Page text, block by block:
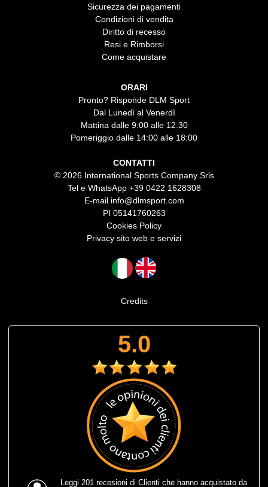
Sicurezza dei pagamenti
Condizioni di vendita
Diritto di recesso
Resi e Rimborsi
Come acquistare
ORARI
Pronto? Risponde DLM Sport
Dal Lunedì al Venerdì
Mattina dalle 9:00 alle 12.30
Pomeriggio dalle 14:00 alle 18:00
CONTATTI
© 2026 International Sports Company Srls
Tel e WhatsApp +39 0422 1628308
E-mail info@dlmsport.com
PI 05141760263
Cookies Policy
Privacy sito web e servizi
Credits
5.0
Leggi 201 recesioni di Clienti che hanno acquistato da